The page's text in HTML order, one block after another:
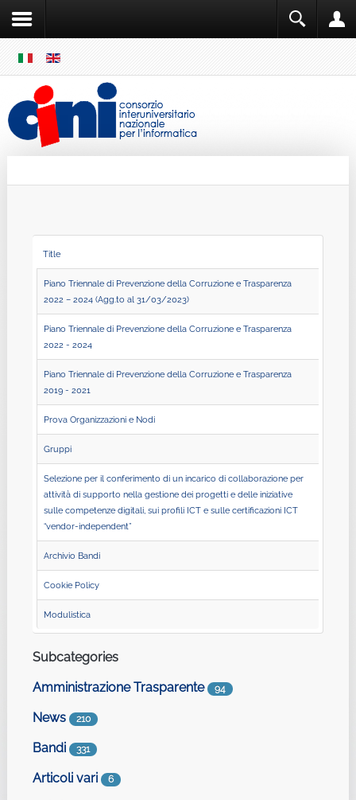
MENU
Title
Piano Triennale di Prevenzione della Corruzione e Trasparenza
2022 – 2024 (Agg.to al 31/03/2023)
Piano Triennale di Prevenzione della Corruzione e Trasparenza
2022 - 2024
Piano Triennale di Prevenzione della Corruzione e Trasparenza
2019 - 2021
Prova Organizzazioni e Nodi
Gruppi
Selezione per il conferimento di un incarico di collaborazione per
attività di supporto nella gestione dei progetti e delle iniziative
sulle competenze digitali, sui profili ICT e sulle certificazioni ICT
“vendor-independent”
Archivio Bandi
Cookie Policy
Modulistica
Subcategories
Amministrazione Trasparente
94
News 210
Bandi 331
Articoli vari 6